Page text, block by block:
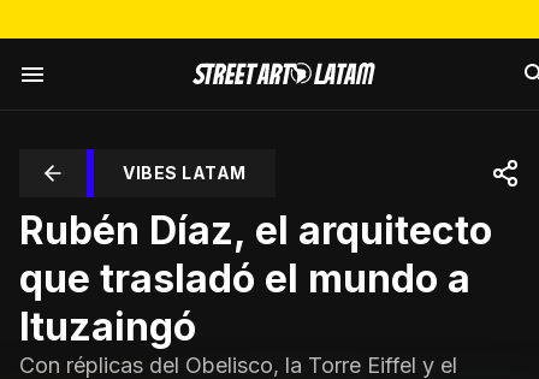
VIBES LATAM
Rubén Díaz, el arquitecto
que trasladó el mundo a
Ituzaingó
Con réplicas del Obelisco, la Torre Eiffel y el